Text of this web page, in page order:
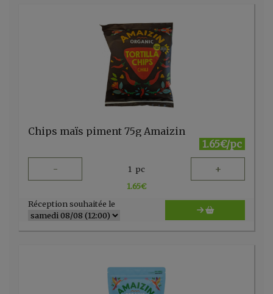
Chips maïs piment 75g Amaizin
1.65€/pc
- 1 pc +
1.65€
Réception souhaitée le